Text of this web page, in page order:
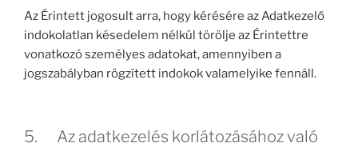
Az Érintett jogosult arra, hogy kérésére az Adatkezelő
indokolatlan késedelem nélkül törölje az Érintettre
vonatkozó személyes adatokat, amennyiben a
jogszabályban rögzített indokok valamelyike fennáll.
5. Az adatkezelés korlátozásához való